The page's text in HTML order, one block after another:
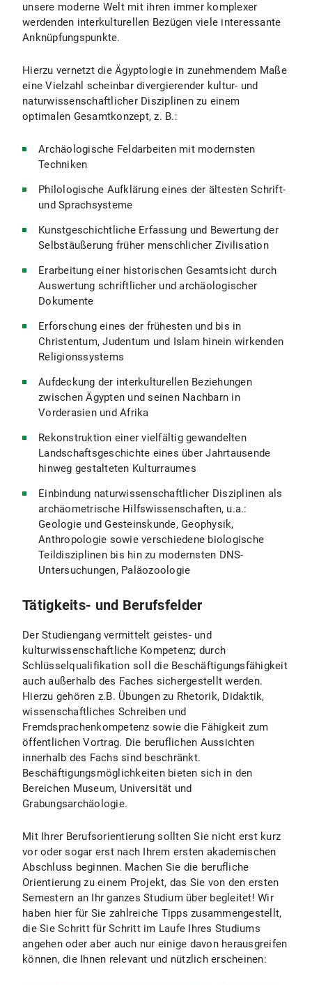
unsere moderne Welt mit ihren immer komplexer
werdenden interkulturellen Bezügen viele interessante
Anknüpfungspunkte.
Hierzu vernetzt die Ägyptologie in zunehmendem Maße
eine Vielzahl scheinbar divergierender kultur- und
naturwissenschaftlicher Disziplinen zu einem
optimalen Gesamtkonzept, z. B.:
Archäologische Feldarbeiten mit modernsten
Techniken
Philologische Aufklärung eines der ältesten Schrift-
und Sprachsysteme
Kunstgeschichtliche Erfassung und Bewertung der
Selbstäußerung früher menschlicher Zivilisation
Erarbeitung einer historischen Gesamtsicht durch
Auswertung schriftlicher und archäologischer
Dokumente
Erforschung eines der frühesten und bis in
Christentum, Judentum und Islam hinein wirkenden
Religionssystems
Aufdeckung der interkulturellen Beziehungen
zwischen Ägypten und seinen Nachbarn in
Vorderasien und Afrika
Rekonstruktion einer vielfältig gewandelten
Landschaftsgeschichte eines über Jahrtausende
hinweg gestalteten Kulturraumes
Einbindung naturwissenschaftlicher Disziplinen als
archäometrische Hilfswissenschaften, u.a.:
Geologie und Gesteinskunde, Geophysik,
Anthropologie sowie verschiedene biologische
Teildisziplinen bis hin zu modernsten DNS-
Untersuchungen, Paläozoologie
Tätigkeits- und Berufsfelder
Der Studiengang vermittelt geistes- und
kulturwissenschaftliche Kompetenz; durch
Schlüsselqualifikation soll die Beschäftigungsfähigkeit
auch außerhalb des Faches sichergestellt werden.
Hierzu gehören z.B. Übungen zu Rhetorik, Didaktik,
wissenschaftliches Schreiben und
Fremdsprachenkompetenz sowie die Fähigkeit zum
öffentlichen Vortrag. Die beruflichen Aussichten
innerhalb des Fachs sind beschränkt.
Beschäftigungsmöglichkeiten bieten sich in den
Bereichen Museum, Universität und
Grabungsarchäologie.
Mit Ihrer Berufsorientierung sollten Sie nicht erst kurz
vor oder sogar erst nach Ihrem ersten akademischen
Abschluss beginnen. Machen Sie die berufliche
Orientierung zu einem Projekt, das Sie von den ersten
Semestern an Ihr ganzes Studium über begleitet! Wir
haben hier für Sie zahlreiche Tipps zusammengestellt,
die Sie Schritt für Schritt im Laufe Ihres Studiums
angehen oder aber auch nur einige davon herausgreifen
können, die Ihnen relevant und nützlich erscheinen: